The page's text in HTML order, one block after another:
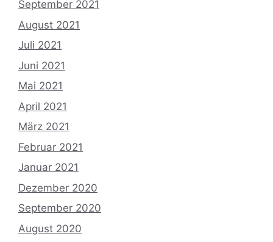
September 2021
August 2021
Juli 2021
Juni 2021
Mai 2021
April 2021
März 2021
Februar 2021
Januar 2021
Dezember 2020
September 2020
August 2020